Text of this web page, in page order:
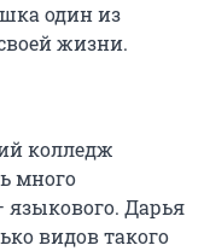
один из
жизни.
колледж
много
языкового. Дарья
видов такого